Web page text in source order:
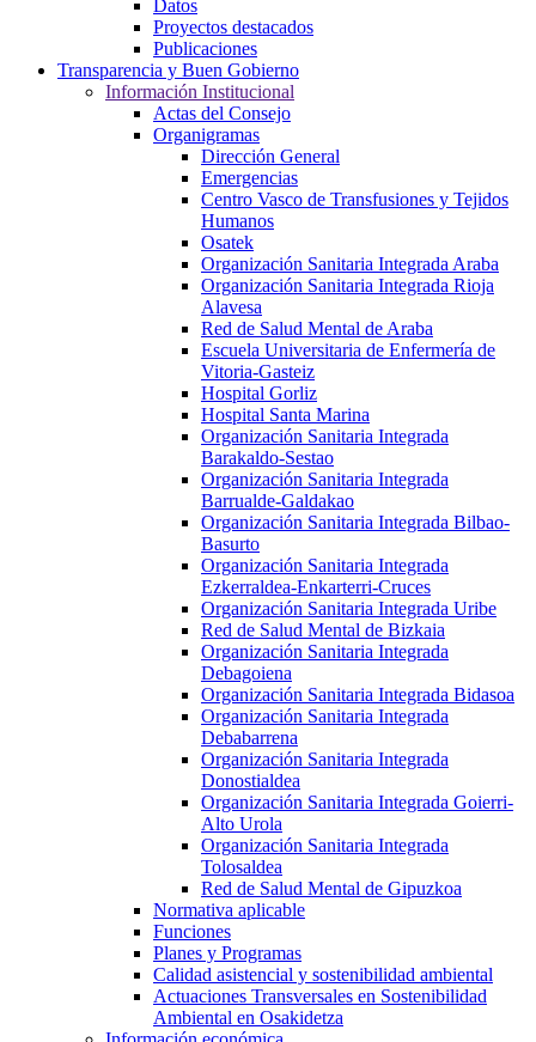
Datos
Proyectos destacados
Publicaciones
Transparencia y Buen Gobierno
Información Institucional
Actas del Consejo
Organigramas
Dirección General
Emergencias
Centro Vasco de Transfusiones y Tejidos
Humanos
Osatek
Organización Sanitaria Integrada Araba
Organización Sanitaria Integrada Rioja
Alavesa
Red de Salud Mental de Araba
Escuela Universitaria de Enfermería de
Vitoria-Gasteiz
Hospital Gorliz
Hospital Santa Marina
Organización Sanitaria Integrada
Barakaldo-Sestao
Organización Sanitaria Integrada
Barrualde-Galdakao
Organización Sanitaria Integrada Bilbao-
Basurto
Organización Sanitaria Integrada
Ezkerraldea-Enkarterri-Cruces
Organización Sanitaria Integrada Uribe
Red de Salud Mental de Bizkaia
Organización Sanitaria Integrada
Debagoiena
Organización Sanitaria Integrada Bidasoa
Organización Sanitaria Integrada
Debabarrena
Organización Sanitaria Integrada
Donostialdea
Organización Sanitaria Integrada Goierri-
Alto Urola
Organización Sanitaria Integrada
Tolosaldea
Red de Salud Mental de Gipuzkoa
Normativa aplicable
Funciones
Planes y Programas
Calidad asistencial y sostenibilidad ambiental
Actuaciones Transversales en Sostenibilidad
Ambiental en Osakidetza